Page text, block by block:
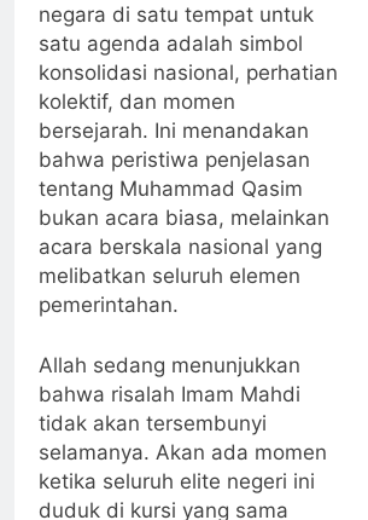
negara di satu tempat untuk
satu agenda adalah simbol
konsolidasi nasional, perhatian
kolektif, dan momen
bersejarah. Ini menandakan
bahwa peristiwa penjelasan
tentang Muhammad Qasim
bukan acara biasa, melainkan
acara berskala nasional yang
melibatkan seluruh elemen
pemerintahan.
Allah sedang menunjukkan
bahwa risalah Imam Mahdi
tidak akan tersembunyi
selamanya. Akan ada momen
ketika seluruh elite negeri ini
duduk di kursi yang sama